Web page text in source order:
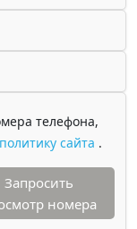
телефона,
сайта .
Запросить
номера